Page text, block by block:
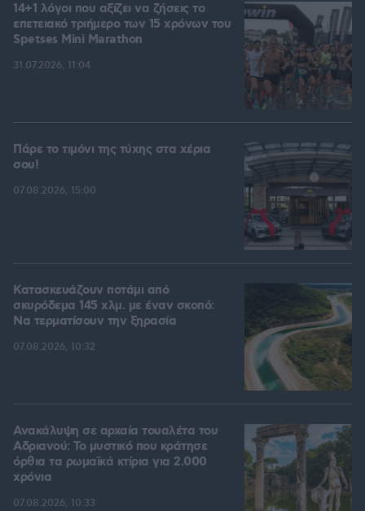
14+1 λόγοι που αξίζει να ζήσεις το
επετειακό τριήμερο των 15 χρόνων του
Spetses Mini Marathon
31.07.2026, 11:04
Πάρε το τιμόνι της τύχης στα χέρια
σου!
07.08.2026, 15:00
Κατασκευάζουν ποτάμι από
σκυρόδεμα 145 χλμ. με έναν σκοπό:
Να τερματίσουν την ξηρασία
07.08.2026, 10:32
Ανακάλυψη σε αρχαία τουαλέτα του
Αδριανού: Το μυστικό που κράτησε
όρθια τα ρωμαϊκά κτίρια για 2.000
χρόνια
07.08.2026, 10:33